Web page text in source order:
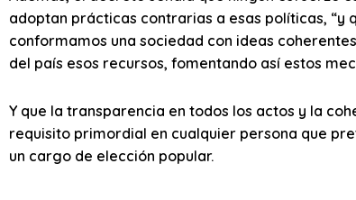
adoptan prácticas contrarias a esas políticas,
conformamos una sociedad con ideas
del país esos recursos, fomentando así estos
Y que la transparencia en todos los actos y la
requisito primordial en cualquier persona que
un cargo de elección popular.